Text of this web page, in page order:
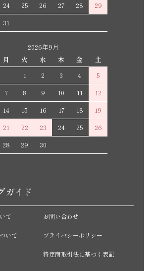
24 25 26 27 28
29
31
2026年9月
月 火 水 木 金
土
1
2 3 4
5
7 8 9 10 11
12
14 15 16 17 18
19
21 22 23 24 25
26
28 29 30
ガイド
て
いて
お問い合わせ
プライバシーポリシー
特定商取引法に基づく表記